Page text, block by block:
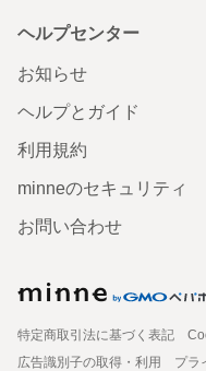
ヘルプセンター
お知らせ
ヘルプとガイド
利用規約
minneのセキュリティ
お問い合わせ
特定商取引法に基づく表記
広告識別子の取得・利用
プラ